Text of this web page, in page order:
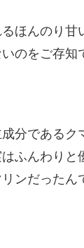
ほんのり甘
のをご存知
分であるク
ふんわり
ンだったん